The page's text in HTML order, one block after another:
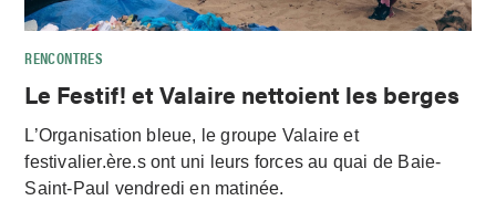
RENCONTRES
Le Festif! et Valaire nettoient les berges
L’Organisation bleue, le groupe Valaire et
festivalier.ère.s ont uni leurs forces au quai de Baie-
Saint-Paul vendredi en matinée.